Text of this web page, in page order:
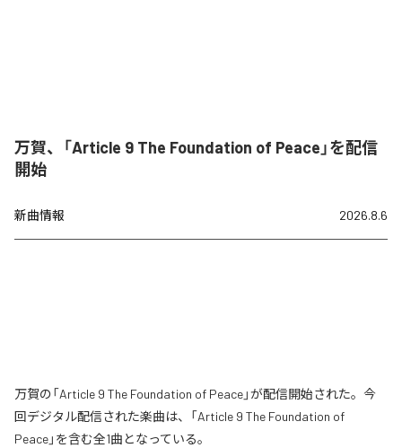
万賀、「Article 9 The Foundation of Peace」を配信
開始
新曲情報 2026.8.6
万賀の「Article 9 The Foundation of Peace」が配信開始された。今
回デジタル配信された楽曲は、「Article 9 The Foundation of
Peace」を含む全1曲となっている。